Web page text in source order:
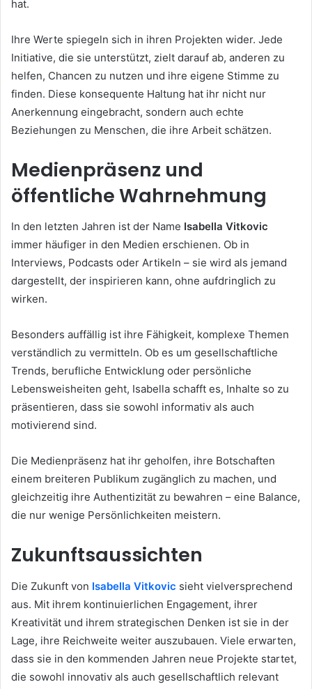
hat.
Ihre Werte spiegeln sich in ihren Projekten wider. Jede
Initiative, die sie unterstützt, zielt darauf ab, anderen zu
helfen, Chancen zu nutzen und ihre eigene Stimme zu
finden. Diese konsequente Haltung hat ihr nicht nur
Anerkennung eingebracht, sondern auch echte
Beziehungen zu Menschen, die ihre Arbeit schätzen.
Medienpräsenz und
öffentliche Wahrnehmung
In den letzten Jahren ist der Name Isabella Vitkovic
immer häufiger in den Medien erschienen. Ob in
Interviews, Podcasts oder Artikeln – sie wird als jemand
dargestellt, der inspirieren kann, ohne aufdringlich zu
wirken.
Besonders auffällig ist ihre Fähigkeit, komplexe Themen
verständlich zu vermitteln. Ob es um gesellschaftliche
Trends, berufliche Entwicklung oder persönliche
Lebensweisheiten geht, Isabella schafft es, Inhalte so zu
präsentieren, dass sie sowohl informativ als auch
motivierend sind.
Die Medienpräsenz hat ihr geholfen, ihre Botschaften
einem breiteren Publikum zugänglich zu machen, und
gleichzeitig ihre Authentizität zu bewahren – eine Balance,
die nur wenige Persönlichkeiten meistern.
Zukunftsaussichten
Die Zukunft von Isabella Vitkovic sieht vielversprechend
aus. Mit ihrem kontinuierlichen Engagement, ihrer
Kreativität und ihrem strategischen Denken ist sie in der
Lage, ihre Reichweite weiter auszubauen. Viele erwarten,
dass sie in den kommenden Jahren neue Projekte startet,
die sowohl innovativ als auch gesellschaftlich relevant